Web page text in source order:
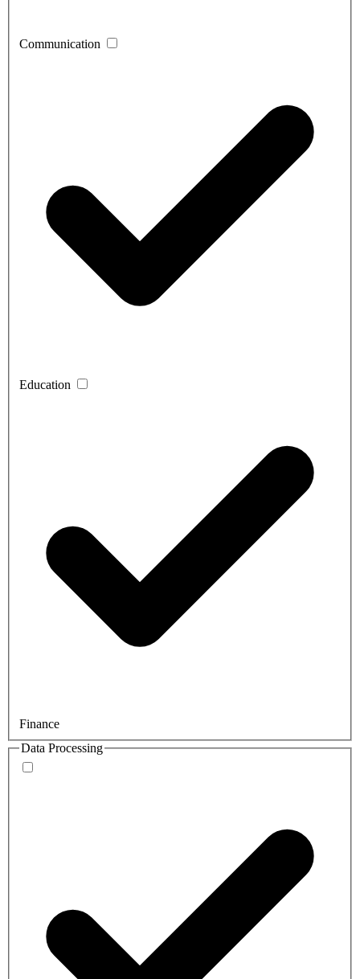
Communication
Education
Finance
Data Processing